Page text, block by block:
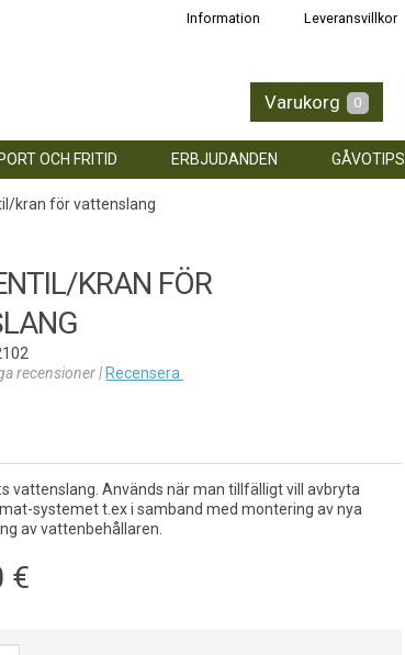
Information Leveransvillkor
Varukorg 0
OCH FRITID ERBJUDANDEN GÅVOTIPS
kran för vattenslang
KRAN FÖR
recensioner | Recensera
vattenslang. Används när man tillfälligt vill avbryta
systemet t.ex i samband med montering av nya
av vattenbehållaren.
€